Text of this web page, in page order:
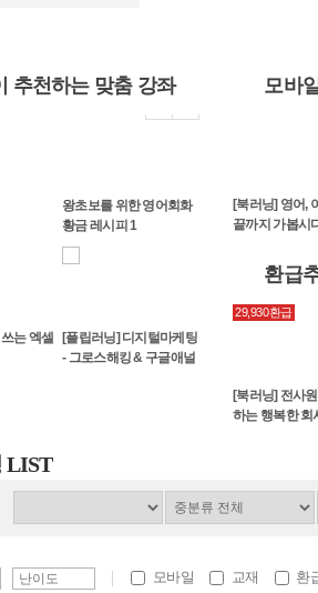
추천하는 맞춤 강좌
는 엑셀
왕초보를 위한 영어회화
황금 레시피 1
[플립러닝] 디지털마케팅
- 그로스해킹 & 구글애널
모바
위에 그려
호협들의 이
[아Q정전] 중국의 민족혼
루쉰이 말하는 인간본성
[북러닝] 영어,
끝까지 가봅시
환급
29,930환급
[북러닝] 전사
하는 행복한 회
LIST
모바일 교재 환